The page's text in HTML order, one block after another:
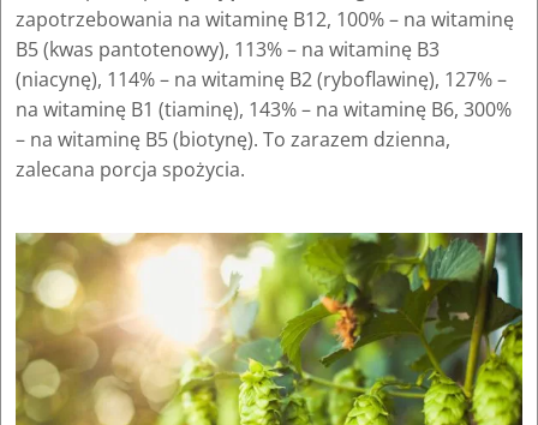
zapotrzebowania na witaminę B12, 100% – na witaminę
B5 (kwas pantotenowy), 113% – na witaminę B3
(niacynę), 114% – na witaminę B2 (ryboflawinę), 127% –
na witaminę B1 (tiaminę), 143% – na witaminę B6, 300%
– na witaminę B5 (biotynę). To zarazem dzienna,
zalecana porcja spożycia.